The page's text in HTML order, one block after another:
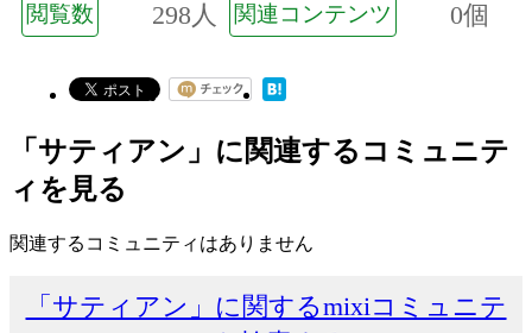
閲覧数 298人 関連コンテンツ 0個
「サティアン」に関連するコミュニテ
ィを見る
関連するコミュニティはありません
「サティアン」に関するmixiコミュニテ